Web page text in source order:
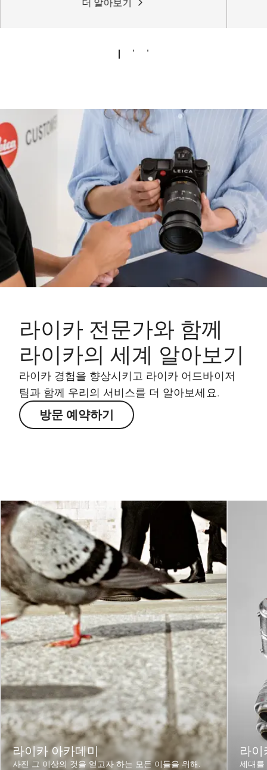
라이카 전문가와 함께
라이카의 세계 알아보기
라이카 경험을 향상시키고 라이카 어드바이저
팀과 함께 우리의 서비스를 더 알아보세요.
방문 예약하기
라이카 아카데미
사진 그 이상의 것을 얻고자 하는 모든 이들을 위해.
라
세대를